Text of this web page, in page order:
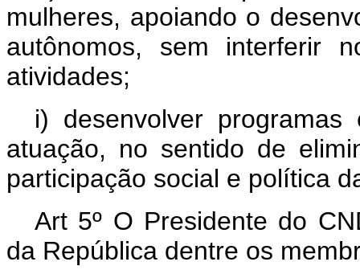
mulheres, apoiando o
autônomos, sem interferir
atividades;
i) desenvolver
atuação, no sentido de
participação social e política
Art 5º O Presidente do
da República dentre os